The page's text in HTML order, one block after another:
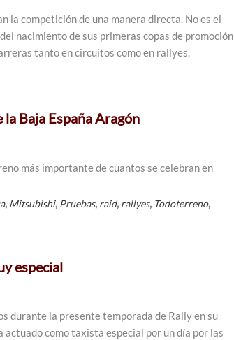
la competición de una manera directa. No es el
nacimiento de sus primeras copas de promoción
tanto en circuitos como en rallyes.
Baja España Aragón
más importante de cuantos se celebran en
, Mitsubishi, Pruebas, raid, rallyes, Todoterreno,
especial
durante la presente temporada de Rally en su
como taxista especial por un día por las